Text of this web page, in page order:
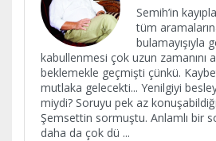
Semih’in
tüm
bulamayışıyla
kabullenmesi çok uzun zamanını
beklemekle geçmişti çünkü.
mutlaka gelecekti... Yenilgiyi
miydi? Soruyu pek az
Şemsettin sormuştu. Anlamlı bir
daha da çok dü ...